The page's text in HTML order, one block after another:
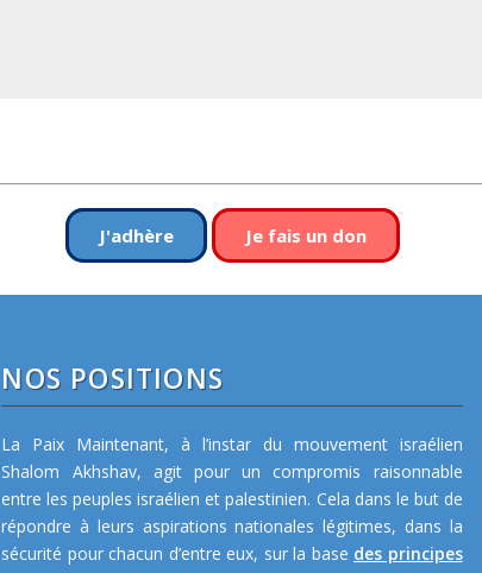
J'adhère Je fais un don
NOS POSITIONS
La Paix Maintenant, à l’instar du mouvement israélien
Shalom Akhshav, agit pour un compromis raisonnable
entre les peuples israélien et palestinien. Cela dans le but de
répondre à leurs aspirations nationales légitimes, dans la
sécurité pour chacun d’entre eux, sur la base des principes